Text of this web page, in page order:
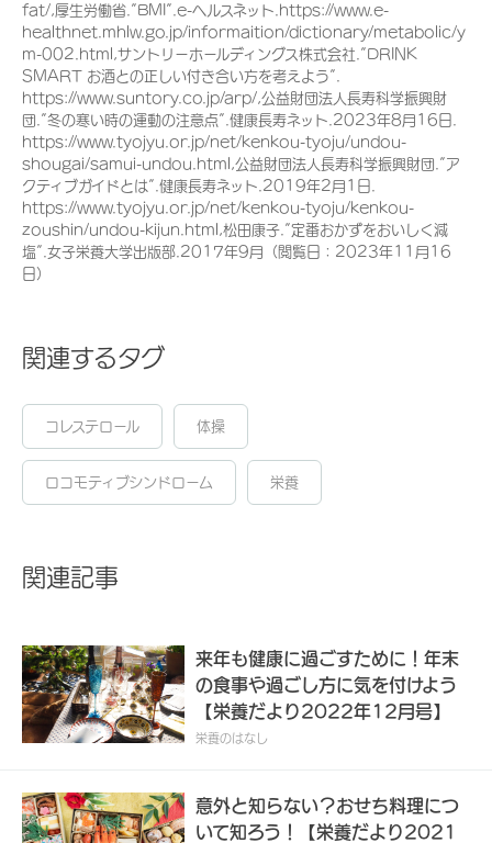
fat/,厚生労働省.”BMI”.e-ヘルスネット.https://www.e-
healthnet.mhlw.go.jp/informaition/dictionary/metabolic/y
m-002.html,サントリーホールディングス株式会社.”DRINK
SMART お酒との正しい付き合い方を考えよう”.
https://www.suntory.co.jp/arp/,公益財団法人長寿科学振興財
団.”冬の寒い時の運動の注意点”.健康長寿ネット.2023年8月16日.
https://www.tyojyu.or.jp/net/kenkou-tyoju/undou-
shougai/samui-undou.html,公益財団法人長寿科学振興財団.”ア
クティブガイドとは”.健康長寿ネット.2019年2月1日.
https://www.tyojyu.or.jp/net/kenkou-tyoju/kenkou-
zoushin/undou-kijun.html,松田康子.”定番おかずをおいしく減
塩”.女子栄養大学出版部.2017年9月（閲覧日：2023年11月16
日）
関連するタグ
コレステロール 体操
ロコモティブシンドローム 栄養
関連記事
来年も健康に過ごすために！年末
の食事や過ごし方に気を付けよう
【栄養だより2022年12月号】
栄養のはなし
意外と知らない？おせち料理につ
いて知ろう！【栄養だより2021